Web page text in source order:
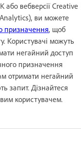
або вебверсії Creative
ви можете
призначення, щоб
Користувачі можуть
негайний доступ
призначення
отримати негайний
запит. Дізнайтеся
користувачем.